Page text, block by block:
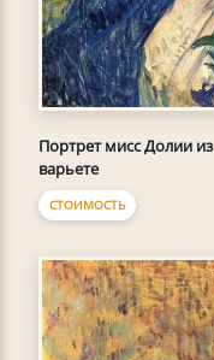
Портрет мисс Долии из
варьете
СТОИМОСТЬ